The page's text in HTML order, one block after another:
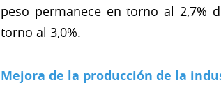
peso permanece en torno al 2,7%
torno al 3,0%.
Mejora de la producción de la